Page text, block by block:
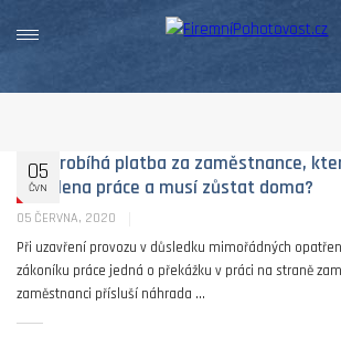
05
ČVN
Jak probíhá platba za zaměstnance,
přidělena práce a musí zůstat doma?
05 ČERVNA, 2020
Při uzavření provozu v důsledku mimořádných
zákoníku práce jedná o překážku v práci na straně
zaměstnanci přísluší náhrada ...